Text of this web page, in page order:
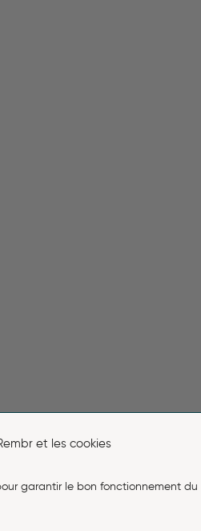
et les cookies
garantir le bon fonctionnement du